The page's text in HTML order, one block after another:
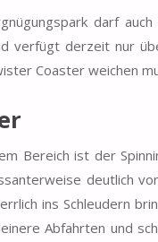
darf
verfügt derzeit nur
Coaster weichen
Bereich ist der
deutlich
ins Schleudern
Abfahrten und